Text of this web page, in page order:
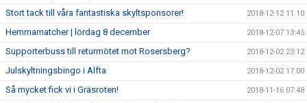
Stort tack till våra fantastiska skyltsponsorer! 2018-12-12 11:10
Hemmamatcher | lördag 8 december 2018-12-07 13:45
Supporterbuss till returmötet mot Rosersberg? 2018-12-02 23:12
Julskyltningsbingo i Alfta 2018-12-02 17:00
Så mycket fick vi i Gräsroten! 2018-11-16 07:48